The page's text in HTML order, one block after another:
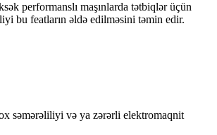
performanslı maşınlarda tətbiqlər üçün
bu featların əldə edilməsini təmin edir.
səmərəliliyi və ya zərərli elektromaqnit